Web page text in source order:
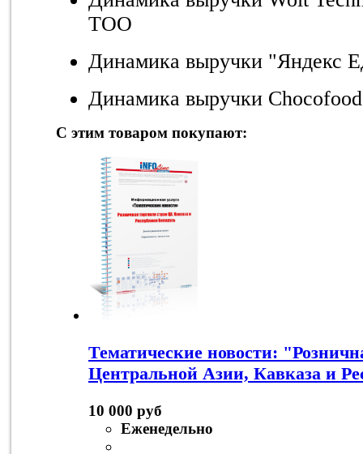
ТОО
Динамика выручки "Яндекс
Динамика выручки Chocofood
С этим товаром покупают:
Тематические новости:
Центральной Азии, Кавказа и
10 000 руб
Еженедельно